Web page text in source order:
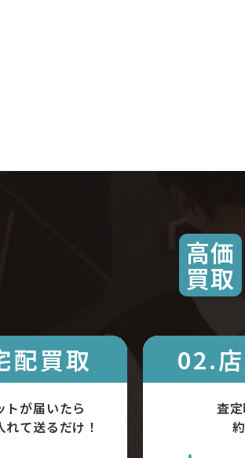
高価
買取
配買取
トが届いたら
れて送るだけ！
02.
査